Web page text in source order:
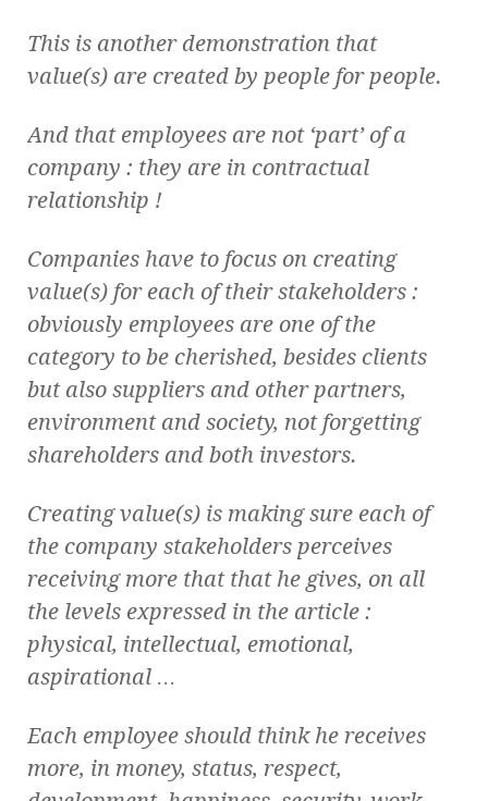
This is another demonstration that
value(s) are created by people for people.
And that employees are not ‘part’ of a
company : they are in contractual
relationship !
Companies have to focus on creating
value(s) for each of their stakeholders :
obviously employees are one of the
category to be cherished, besides clients
but also suppliers and other partners,
environment and society, not forgetting
shareholders and both investors.
Creating value(s) is making sure each of
the company stakeholders perceives
receiving more that that he gives, on all
the levels expressed in the article :
physical, intellectual, emotional,
aspirational …
Each employee should think he receives
more, in money, status, respect,